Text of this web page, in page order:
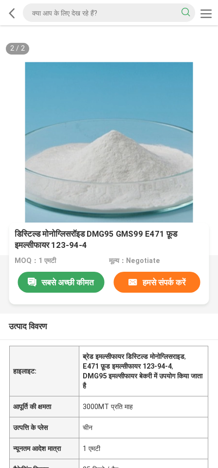
2/ 2
डिस्टिल्ड मोनोग्लिसरॉइड DMG95 GMS99 E471 फ़ूड
इमल्सीफायर 123-94-4
MOQ：1 एमटी मूल्य：Negotiate
सबसे अच्छी कीमत हमसे संपर्क करें
उत्पाद विवरण
हाइलाइट:
ब्रेड इमल्सीफायर डिस्टिल्ड मोनोग्लिसराइड,
E471 फ़ूड इमल्सीफायर 123-94-4,
DMG95 इमल्सीफायर बेकरी में उपयोग किया जाता
है
आपूर्ति की क्षमता 3000MT प्रति माह
उत्पत्ति के प्लेस चीन
न्यूनतम आदेश मात्रा 1 एमटी